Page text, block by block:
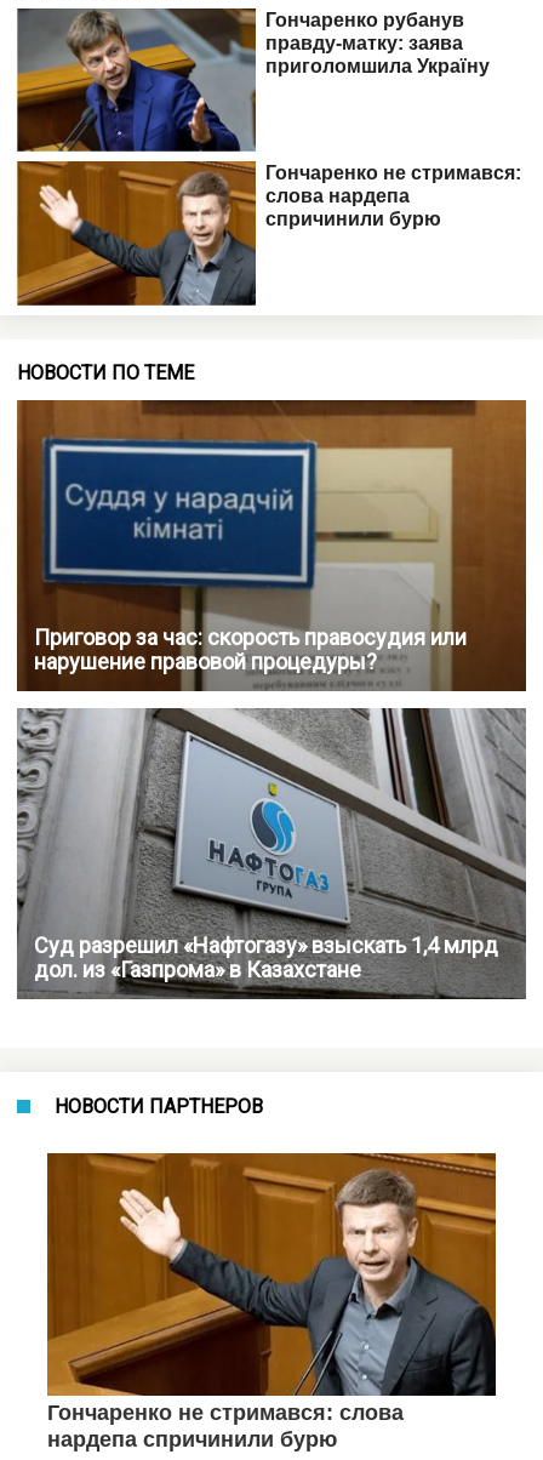
НОВОСТИ ПО ТЕМЕ
Приговор за час: скорость правосудия или
нарушение правовой процедуры?
Суд разрешил «Нафтогазу» взыскать 1,4 млрд
дол. из «Газпрома» в Казахстане
НОВОСТИ ПАРТНЕРОВ